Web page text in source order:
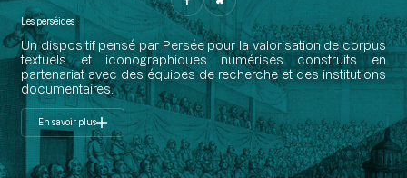
Les perséides
Un dispositif pensé par Persée pour la valorisation de corpus
textuels et iconographiques numérisés construits en
partenariat avec des équipes de recherche et des institutions
documentaires.
En savoir plus